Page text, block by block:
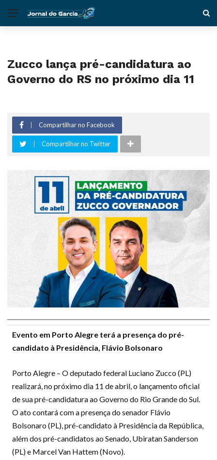
Zucco lança pré-candidatura ao
Governo do RS no próximo dia 11
Compartilhar no Facebook
Compartilhar no Twitter
Evento em Porto Alegre terá a presença do pré-
candidato à Presidência, Flávio Bolsonaro
Porto Alegre – O deputado federal Luciano Zucco (PL)
realizará, no próximo dia 11 de abril, o lançamento oficial
de sua pré-candidatura ao Governo do Rio Grande do Sul.
O ato contará com a presença do senador Flávio
Bolsonaro (PL), pré-candidato à Presidência da República,
além dos pré-candidatos ao Senado, Ubiratan Sanderson
(PL) e Marcel Van Hattem (Novo).